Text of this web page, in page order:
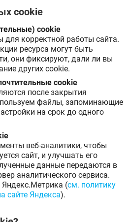
cookie
cookie
корректной работы сайта.
ресурса могут быть
они фиксируют, дали ли вы
других cookie.
cookie
после закрытия
файлы, запоминающие
на срок до одного
веб-аналитики, чтобы
сайт, и улучшать его
данные передаются в
аналитического сервиса.
(см. политику
сайте Яндекса).